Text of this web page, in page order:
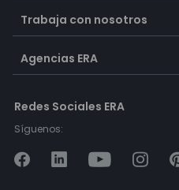
Trabaja con nosotros
Agencias ERA
Redes Sociales ERA
Síguenos: